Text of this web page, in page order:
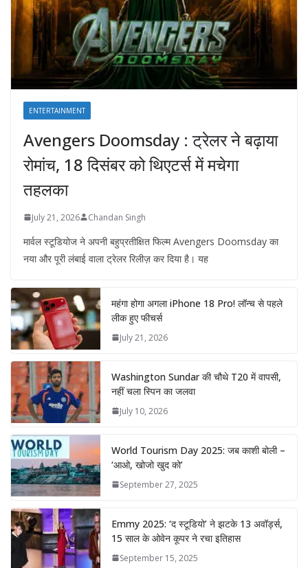
ENTERTAINMENT
Avengers Doomsday : ट्रेलर ने बढ़ाया
रोमांच, 18 दिसंबर को थिएटर्स में मचेगा
तहलका
July 21, 2026 Chandan Singh
मार्वल स्टूडियोज ने अपनी बहुप्रतीक्षित फिल्म Avengers Doomsday का
नया और पूरी लंबाई वाला ट्रेलर रिलीज़ कर दिया है। यह
महंगा होगा अगला iPhone 18 Pro! लॉन्च से पहले
लीक हुए फीचर्स
July 21, 2026
Washington Sundar की चौथे T20 में वापसी,
नहीं चला स्पिन का जलवा
July 10, 2026
World Tourism Day 2025: जब काशी बोली –
‘आओ, खोजो खुद को’
September 27, 2025
Emmy 2025: ‘द स्टूडियो’ ने झटके 13 अवॉर्ड्स,
15 साल के ओवेन कूपर ने रचा इतिहास
September 15, 2025